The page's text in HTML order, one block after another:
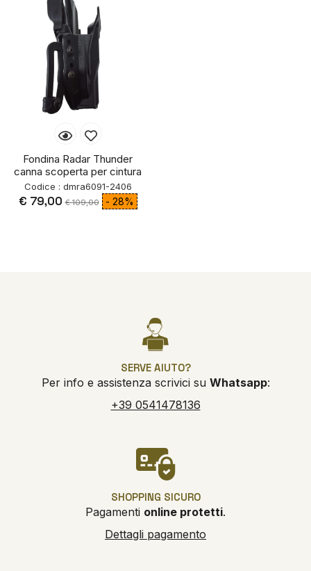
Fondina Radar Thunder
canna scoperta per cintura
Codice : dmra6091-2406
€ 79,00 € 109,00 - 28%
SERVE AIUTO?
Per info e assistenza scrivici su Whatsapp:
+39 0541478136
SHOPPING SICURO
Pagamenti online protetti.
Dettagli pagamento